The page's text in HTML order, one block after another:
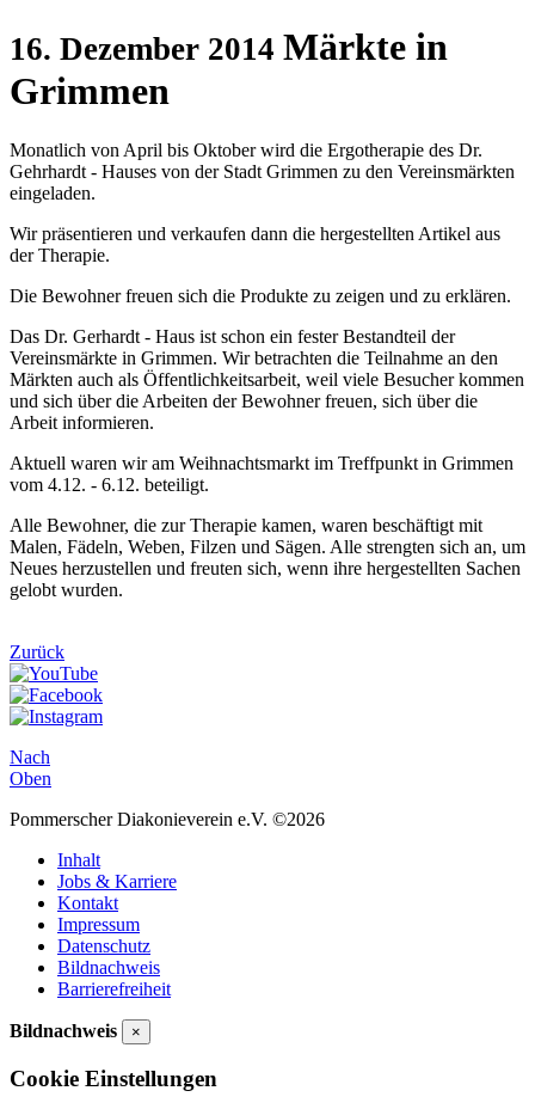
16. Dezember 2014 Märkte in
Grimmen
Monatlich von April bis Oktober wird die Ergotherapie des Dr.
Gehrhardt - Hauses von der Stadt Grimmen zu den Vereinsmärkten
eingeladen.
Wir präsentieren und verkaufen dann die hergestellten Artikel aus
der Therapie.
Die Bewohner freuen sich die Produkte zu zeigen und zu erklären.
Das Dr. Gerhardt - Haus ist schon ein fester Bestandteil der
Vereinsmärkte in Grimmen. Wir betrachten die Teilnahme an den
Märkten auch als Öffentlichkeitsarbeit, weil viele Besucher kommen
und sich über die Arbeiten der Bewohner freuen, sich über die
Arbeit informieren.
Aktuell waren wir am Weihnachtsmarkt im Treffpunkt in Grimmen
vom 4.12. - 6.12. beteiligt.
Alle Bewohner, die zur Therapie kamen, waren beschäftigt mit
Malen, Fädeln, Weben, Filzen und Sägen. Alle strengten sich an, um
Neues herzustellen und freuten sich, wenn ihre hergestellten Sachen
gelobt wurden.
Zurück
Nach
Oben
Pommerscher Diakonieverein e.V. ©2026
Inhalt
Jobs & Karriere
Kontakt
Impressum
Datenschutz
Bildnachweis
Barrierefreiheit
Bildnachweis ×
Cookie Einstellungen